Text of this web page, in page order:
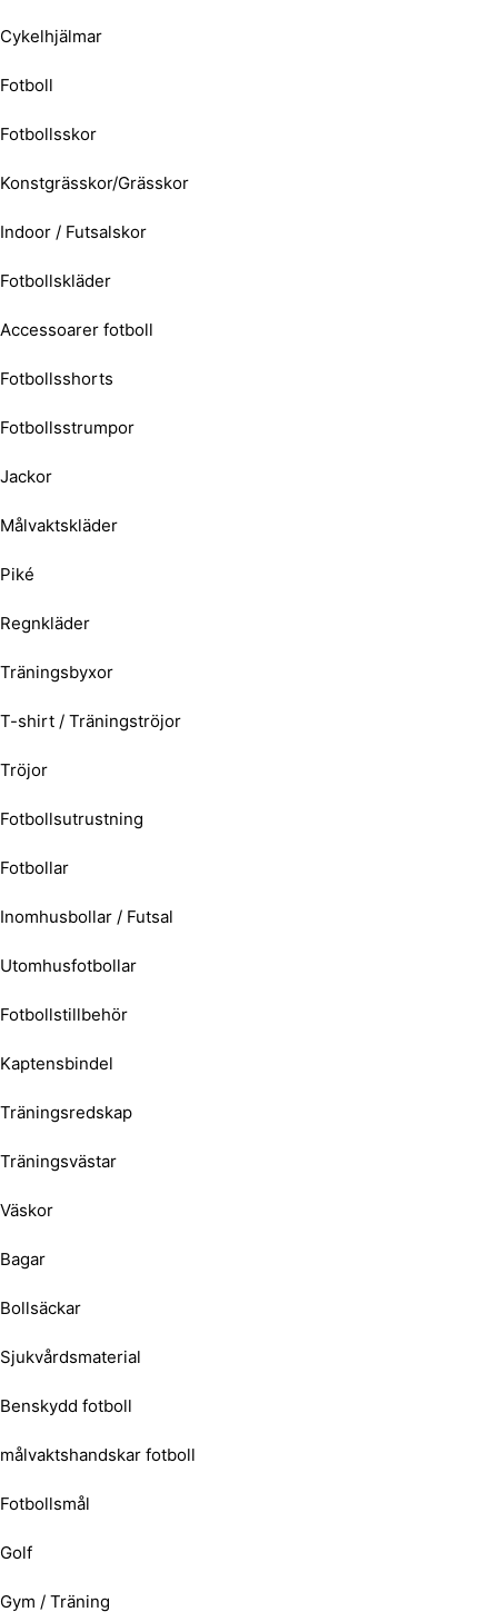
Cykelhjälmar
Fotboll
Fotbollsskor
Konstgrässkor/Grässkor
Indoor / Futsalskor
Fotbollskläder
Accessoarer fotboll
Fotbollsshorts
Fotbollsstrumpor
Jackor
Målvaktskläder
Piké
Regnkläder
Träningsbyxor
T-shirt / Träningströjor
Tröjor
Fotbollsutrustning
Fotbollar
Inomhusbollar / Futsal
Utomhusfotbollar
Fotbollstillbehör
Kaptensbindel
Träningsredskap
Träningsvästar
Väskor
Bagar
Bollsäckar
Sjukvårdsmaterial
Benskydd fotboll
målvaktshandskar fotboll
Fotbollsmål
Golf
Gym / Träning